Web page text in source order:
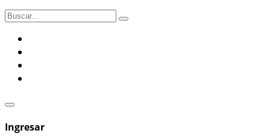
Ingresar